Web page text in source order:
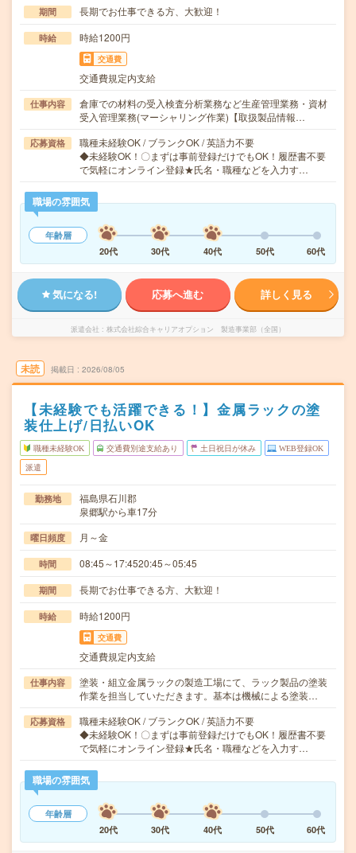
期間 長期でお仕事できる方、大歓迎！
時給 時給1200円
交通費
交通費規定内支給
仕事内容
倉庫での材料の受入検査分析業務など生産管理業務・資材
受入管理業務(マーシャリング作業)【取扱製品情報…
応募資格
職種未経験OK / ブランクOK / 英語力不要
◆未経験OK！〇まずは事前登録だけでもOK！履歴書不要
で気軽にオンライン登録★氏名・職種などを入力す…
職場の雰囲気
年齢層
20代
30代 40代 50代 60代
気になる! 応募へ進む 詳しく見る
派遣会社 株式会社綜合キャリアオプション 製造事業部（全国）
未読 掲載日 2026/08/05
【未経験でも活躍できる！】金属ラックの塗
装仕上げ/日払いOK
職種未経験OK 交通費別途支給あり 土日祝日が休み WEB登録OK
派遣
勤務地
福島県石川郡
泉郷駅から車17分
曜日頻度 月～金
時間 08:45～17:4520:45～05:45
期間 長期でお仕事できる方、大歓迎！
時給 時給1200円
交通費
交通費規定内支給
仕事内容
塗装・組立金属ラックの製造工場にて、ラック製品の塗装
作業を担当していただきます。基本は機械による塗装…
応募資格
職種未経験OK / ブランクOK / 英語力不要
◆未経験OK！〇まずは事前登録だけでもOK！履歴書不要
で気軽にオンライン登録★氏名・職種などを入力す…
職場の雰囲気
年齢層
20代
30代 40代 50代 60代